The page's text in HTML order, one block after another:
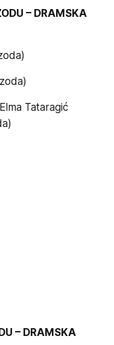
– DRAMSKA
Tataragić
– DRAMSKA